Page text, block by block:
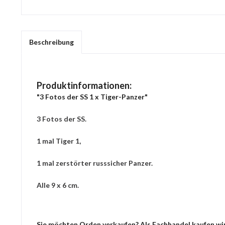
Beschreibung
Produktinformationen:
"3 Fotos der SS 1 x Tiger-Panzer"
3 Fotos der SS.
1 mal Tiger 1,
1 mal zerstörter russsicher Panzer.
Alle 9 x 6 cm.